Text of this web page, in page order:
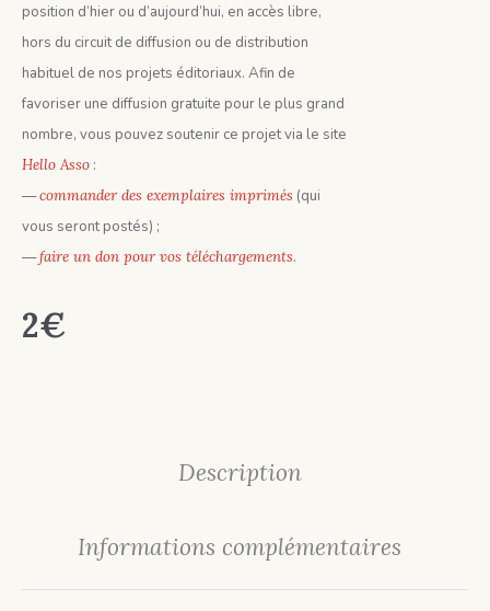
position d’hier ou d’aujourd’hui, en accès libre,
hors du circuit de diffusion ou de distribution
habituel de nos projets éditoriaux. Afin de
favoriser une diffusion gratuite pour le plus grand
nombre, vous pouvez soutenir ce projet via le site
Hello Asso :
—commander des exemplaires imprimés (qui
vous seront postés) ;
—faire un don pour vos téléchargements.
2€
Description
Informations complémentaires